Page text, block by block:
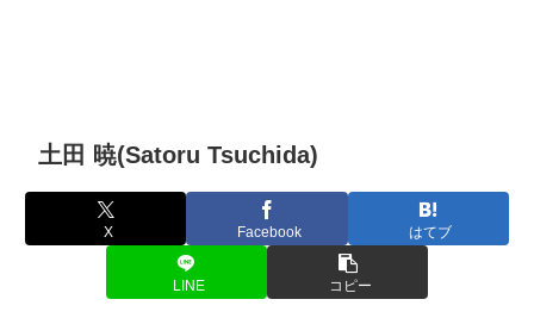
土田 暁(Satoru Tsuchida)
X Facebook はてブ
LINE コピー